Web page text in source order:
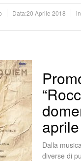
Data:20 Aprile 2018
Dalla
diverse di